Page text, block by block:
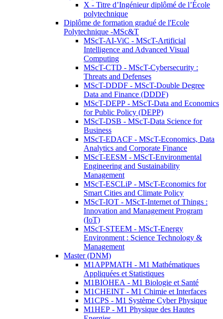
X - Titre d’Ingénieur diplômé de l’École
polytechnique
Diplôme de formation gradué de l'Ecole
Polytechnique -MSc&T
MScT-AI-ViC - MScT-Artificial
Intelligence and Advanced Visual
Computing
MScT-CTD - MScT-Cybersecurity :
Threats and Defenses
MScT-DDDF - MScT-Double Degree
Data and Finance (DDDF)
MScT-DEPP - MScT-Data and Economics
for Public Policy (DEPP)
MScT-DSB - MScT-Data Science for
Business
MScT-EDACF - MScT-Economics, Data
Analytics and Corporate Finance
MScT-EESM - MScT-Environmental
Engineering and Sustainability
Management
MScT-ESCLiP - MScT-Economics for
Smart Cities and Climate Policy
MScT-IOT - MScT-Internet of Things :
Innovation and Management Program
(IoT)
MScT-STEEM - MScT-Energy
Environment : Science Technology &
Management
Master (DNM)
M1APPMATH - M1 Mathématiques
Appliquées et Statistiques
M1BIOHEA - M1 Biologie et Santé
M1CHEINT - M1 Chimie et Interfaces
M1CPS - M1 Système Cyber Physique
M1HEP - M1 Physique des Hautes